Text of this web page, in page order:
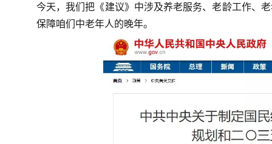
今天，我们把《建议》中涉及养老服务、老龄工作、
保障咱们中老年人的晚年。